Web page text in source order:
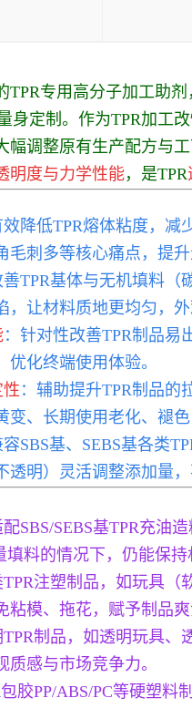
专用高分子加工助
身定制。作为TPR加
幅调整原有生产配方与
明度与力学性能，是TPR
效降低TPR熔体粘度，
毛刺多等核心痛点，提
善TPR基体与无机填料
让材料质地更均匀，外
：针对性改善TPR制品
化终端使用体验。
：辅助提升TPR制品的
、长期使用老化、褪色
容SBS基、SEBS基各类
明）灵活调整添加量
配SBS/SEBS基TPR充油
料的情况下，仍能保
TPR注塑制品，如玩具
粘模、拖花，赋予制品
TPR制品，如透明玩具
感与市场竞争力。
包胶PP/ABS/PC等硬塑